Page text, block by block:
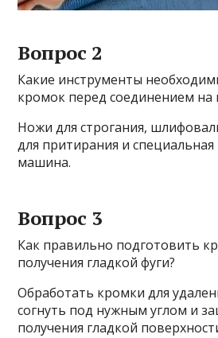
Вопрос 2
Какие инструменты
кромок перед соединением на
Ножи для строгания,
для притирания и
машина.
Вопрос 3
Как правильно подготовить
получения гладкой фуги?
Обработать кромки для
согнуть под нужным углом и
получения гладкой